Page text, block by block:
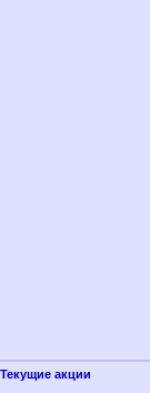
Текущие акции